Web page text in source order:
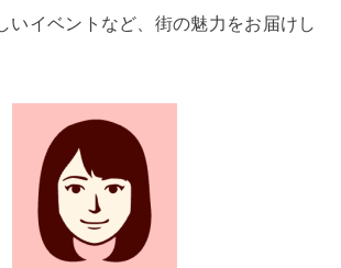
いイベントなど、街の魅力をお届けし